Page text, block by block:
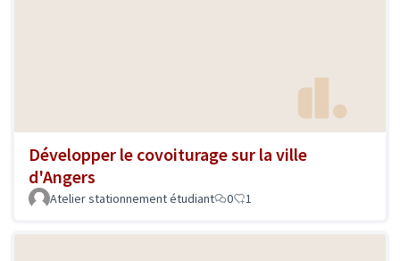
Développer le covoiturage sur la ville
d'Angers
Atelier stationnement étudiant 0 1